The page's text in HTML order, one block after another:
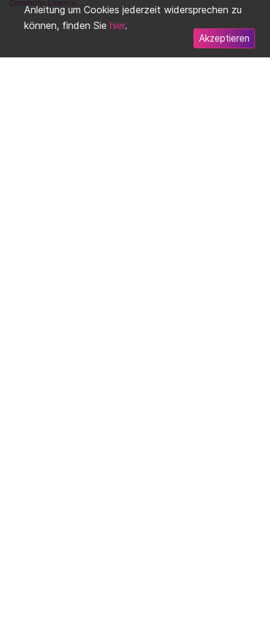
Commons Licence.
Anleitung um Cookies jederzeit widersprechen zu
können, finden Sie hier.
Akzeptieren